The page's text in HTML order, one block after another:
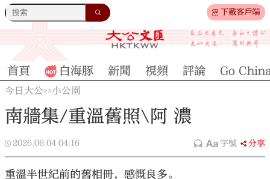
下載客戶端
首頁 白海豚 新聞 視頻 評論 Go
今日大公>>小公園
南牆集/重溫舊照\阿 濃
2026.06.04 04:16 字號 分享
重溫半世紀前的舊相冊，感慨良多。